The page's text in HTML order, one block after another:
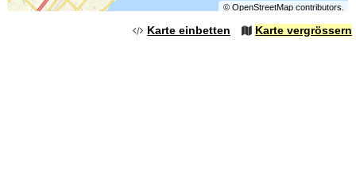
© OpenStreetMapcontributors.
Karte einbetten Karte vergrössern